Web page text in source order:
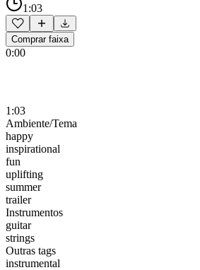
1:03
Comprar faixa
0:00
1:03
Ambiente/Tema
happy
inspirational
fun
uplifting
summer
trailer
Instrumentos
guitar
strings
Outras tags
instrumental